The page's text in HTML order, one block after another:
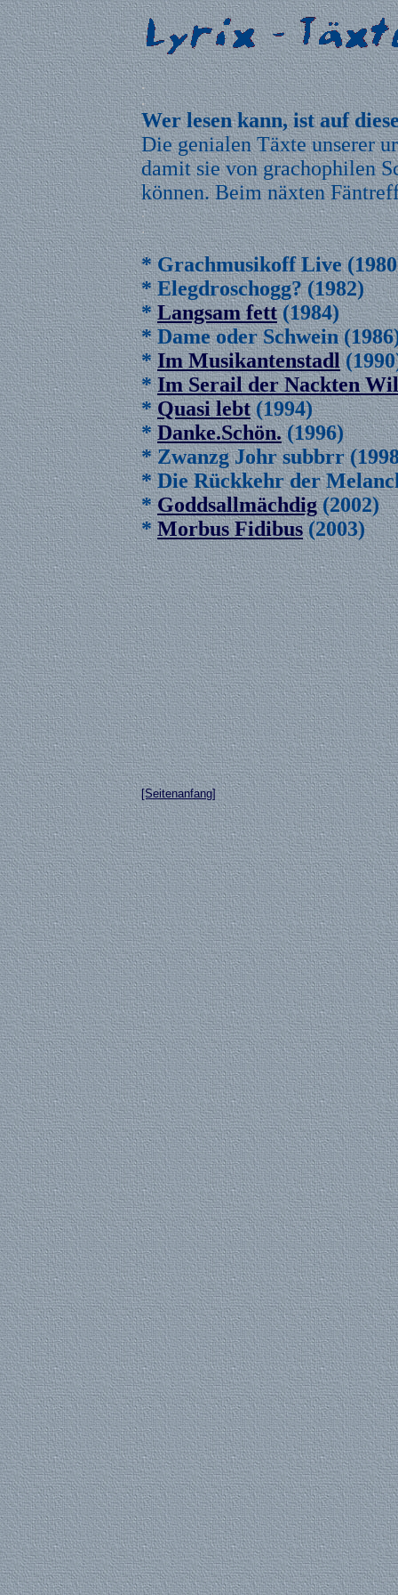
.
.
Wer lesen kann, ist auf
Die genialen Täxte unserer
damit sie von grachophilen
können. Beim näxten
.
.
* Grachmusikoff Live
* Elegdroschogg? (1982)
*Langsam fett(1984)
* Dame oder Schwein
*Im Musikantenstadl
*Im Serail der Nackten
*Quasi lebt(1994)
*Danke.Schön.(1996)
* Zwanzg Johr subbrr
* Die Rückkehr der
*Goddsallmächdig(2002)
*Morbus Fidibus(2003)
[Seitenanfang]